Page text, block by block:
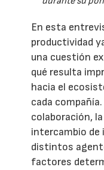
En esta
productividad
una cuestión
qué resulta
hacia el
cada
colaboración,
intercambio
distintos
factores